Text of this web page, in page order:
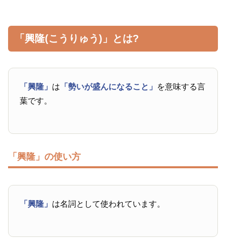
「興隆(こうりゅう)」とは?
「興隆」 は 「勢いが盛んになること」 を意味する言
葉です。
「興隆」の使い方
「興隆」 は名詞として使われています。